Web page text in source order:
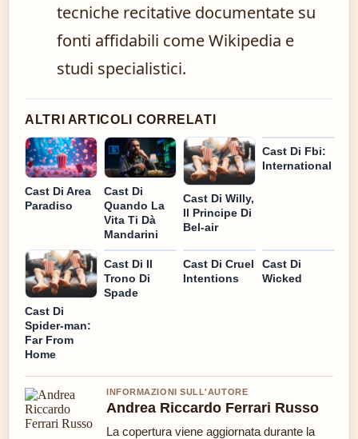
tecniche recitative documentate su
fonti affidabili come Wikipedia e
studi specialistici.
ALTRI ARTICOLI CORRELATI
Cast Di Area
Paradiso
Cast Di
Quando La
Vita Ti Dà
Mandarini
Cast Di Willy,
Il Principe Di
Bel-air
Cast Di Fbi:
International
Cast Di
Spider-man:
Far From
Home
Cast Di Il
Trono Di
Spade
Cast Di Cruel
Intentions
Cast Di
Wicked
INFORMAZIONI SULL'AUTORE
Andrea Riccardo Ferrari Russo
La copertura viene aggiornata durante la